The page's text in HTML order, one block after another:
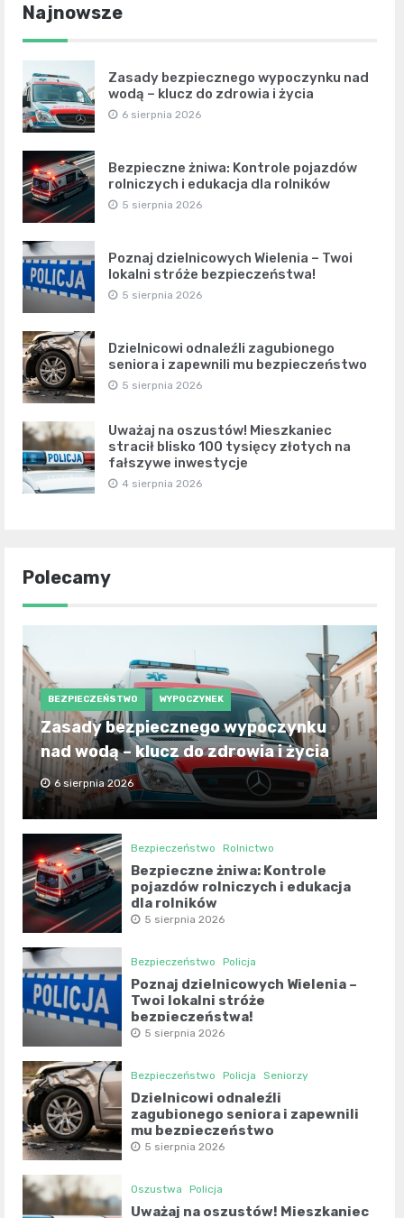
Najnowsze
Zasady bezpiecznego wypoczynku nad
wodą – klucz do zdrowia i życia
6 sierpnia 2026
Bezpieczne żniwa: Kontrole pojazdów
rolniczych i edukacja dla rolników
5 sierpnia 2026
Poznaj dzielnicowych Wielenia – Twoi
lokalni stróże bezpieczeństwa!
5 sierpnia 2026
Dzielnicowi odnaleźli zagubionego
seniora i zapewnili mu bezpieczeństwo
5 sierpnia 2026
Uważaj na oszustów! Mieszkaniec
stracił blisko 100 tysięcy złotych na
fałszywe inwestycje
4 sierpnia 2026
Polecamy
BEZPIECZEŃSTWO WYPOCZYNEK
Zasady bezpiecznego wypoczynku
nad wodą – klucz do zdrowia i życia
6 sierpnia 2026
Bezpieczeństwo Rolnictwo
Bezpieczne żniwa: Kontrole
pojazdów rolniczych i edukacja
dla rolników
5 sierpnia 2026
Bezpieczeństwo Policja
Poznaj dzielnicowych Wielenia –
Twoi lokalni stróże
bezpieczeństwa!
5 sierpnia 2026
Bezpieczeństwo Policja Seniorzy
Dzielnicowi odnaleźli
zagubionego seniora i zapewnili
mu bezpieczeństwo
5 sierpnia 2026
Oszustwa Policja
Uważaj na oszustów! Mieszkaniec